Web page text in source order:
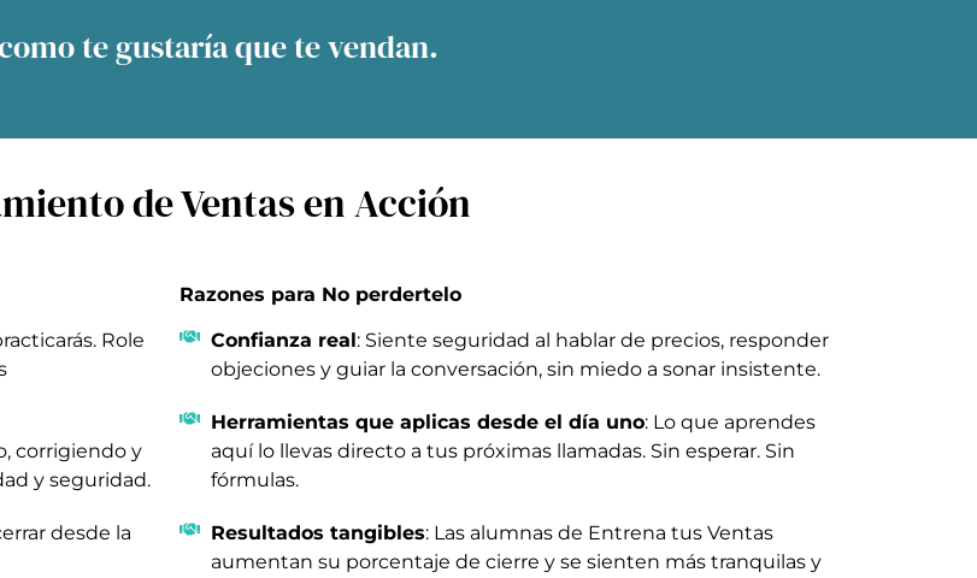
te gustaría que te vendan.
de Ventas en Acción
Role
corrigiendo y
y seguridad.
desde la
Razones para No perdertelo
Confianza real: Siente seguridad al hablar de precios, responder
objeciones y guiar la conversación, sin miedo a sonar insistente.
Herramientas que aplicas desde el día uno: Lo que aprendes
aquí lo llevas directo a tus próximas llamadas. Sin esperar. Sin
fórmulas.
Resultados tangibles: Las alumnas de Entrena tus Ventas
aumentan su porcentaje de cierre y se sienten más tranquilas y